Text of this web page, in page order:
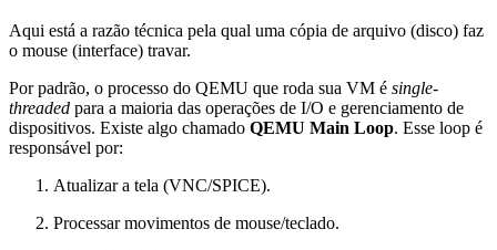
Aqui está a razão técnica pela qual uma cópia de arquivo (disco) faz
o mouse (interface) travar.
Por padrão, o processo do QEMU que roda sua VM é single-
threaded para a maioria das operações de I/O e gerenciamento de
dispositivos. Existe algo chamado QEMU Main Loop. Esse loop é
responsável por:
Atualizar a tela (VNC/SPICE).
Processar movimentos de mouse/teclado.